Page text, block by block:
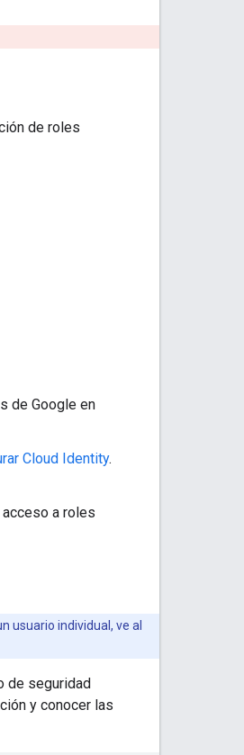
de roles
de Google en
Cloud Identity.
a roles
usuario individual, ve al
de seguridad
y conocer las